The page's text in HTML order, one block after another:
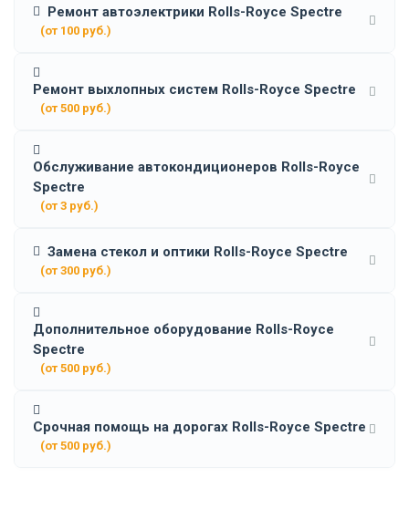
Ремонт автоэлектрики Rolls-Royce Spectre
(от 100 руб.)
Ремонт выхлопных систем Rolls-Royce Spectre
(от 500 руб.)
Обслуживание автокондиционеров Rolls-Royce
Spectre
(от 3 руб.)
Замена стекол и оптики Rolls-Royce Spectre
(от 300 руб.)
Дополнительное оборудование Rolls-Royce
Spectre
(от 500 руб.)
Срочная помощь на дорогах Rolls-Royce Spectre
(от 500 руб.)